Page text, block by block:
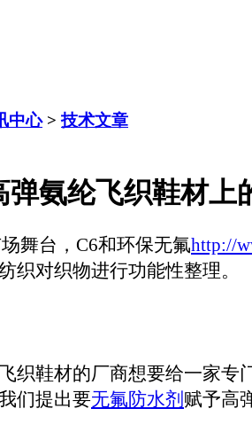
中心>技术文章
氨纶飞织鞋材上
舞台，C6和环保无氟http://
织对织物进行功能性整理。
织鞋材的厂商想要给一家专
们提出要无氟防水剂 赋予高